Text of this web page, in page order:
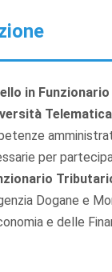
in
per
Dogane e
e delle